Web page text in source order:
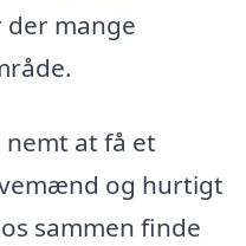
der mange
at få et
og hurtigt
sammen finde